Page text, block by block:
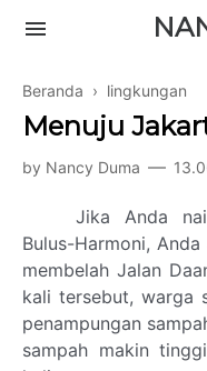
Beranda › lingkungan
Menuju
by Nancy Duma
Jika Anda
Bulus-Harmoni,
membelah Jalan
kali tersebut, warga
penampungan
sampah makin